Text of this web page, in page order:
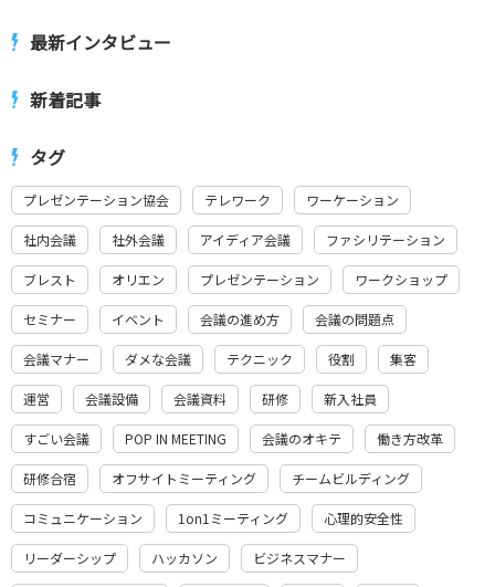
最新インタビュー
新着記事
タグ
プレゼンテーション協会 テレワーク ワーケーション
社内会議 社外会議 アイディア会議 ファシリテーション
ブレスト オリエン プレゼンテーション ワークショップ
セミナー イベント 会議の進め方 会議の問題点
会議マナー ダメな会議 テクニック 役割 集客
運営 会議設備 会議資料 研修 新入社員
すごい会議 POP IN MEETING 会議のオキテ 働き方改革
研修合宿 オフサイトミーティング チームビルディング
コミュニケーション 1on1ミーティング 心理的安全性
リーダーシップ ハッカソン ビジネスマナー